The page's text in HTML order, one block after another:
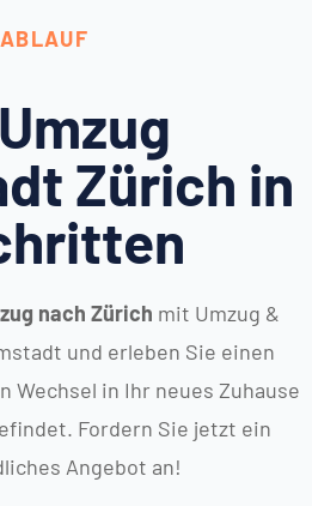
ABLAUF
Zürich in
nach Zürich mit Umzug &
und erleben Sie einen
Wechsel in Ihr neues Zuhause
Fordern Sie jetzt ein
Angebot an!